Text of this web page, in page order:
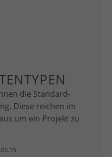
die Standard-
Diese reichen im
um ein Projekt zu